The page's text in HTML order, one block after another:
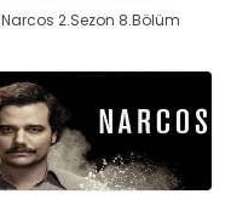
Narcos 2.Sezon 8.Bölüm